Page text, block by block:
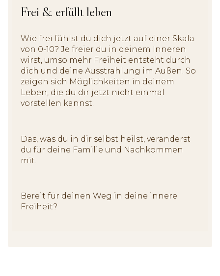
Frei & erfüllt leben
Wie frei fühlst du dich jetzt auf einer Skala
von 0-10? Je freier du in deinem Inneren
wirst, umso mehr Freiheit entsteht durch
dich und deine Ausstrahlung im Außen. So
zeigen sich Möglichkeiten in deinem
Leben, die du dir jetzt nicht einmal
vorstellen kannst.
Das, was du in dir selbst heilst, veränderst
du für deine Familie und Nachkommen
mit.
Bereit für deinen Weg in deine innere
Freiheit?